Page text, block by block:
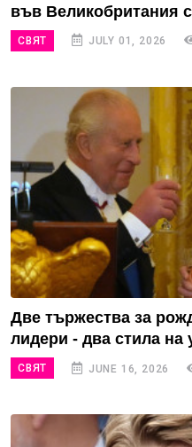
във Великобритания
СВЯТ JULY 01, 2026
Две тържества за
лидери - два стила на
СВЯТ JUNE 16, 2026